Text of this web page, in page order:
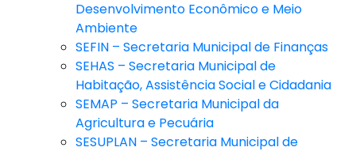
Desenvolvimento Econômico e Meio
Ambiente
SEFIN – Secretaria Municipal de Finanças
SEHAS – Secretaria Municipal de
Habitação, Assistência Social e Cidadania
SEMAP – Secretaria Municipal da
Agricultura e Pecuária
SESUPLAN – Secretaria Municipal de